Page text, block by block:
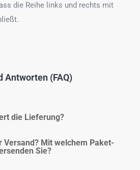
die Reihe links und rechts mit
Antworten (FAQ)
die Lieferung?
Versand? Mit welchem Paket-
Sie?